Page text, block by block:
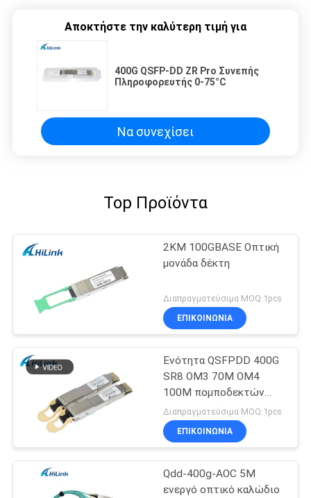
Αποκτήστε την καλύτερη τιμή για
400G QSFP-DD ZR Pro Συνεπής
Πληροφορευτής 0-75°C
Να συνεχίσει
Top Προϊόντα
2KM 100GBASE Οπτική
μονάδα δέκτη
Διαπραγματεύσιμα MOQ:1pcs
ΕΠΙΚΟΙΝΩΝΙΑ
Ενότητα QSFPDD 400G
SR8 OM3 70M OM4
100M πομποδεκτών
MMF SFP
Διαπραγματεύσιμα MOQ:1pcs
ΕΠΙΚΟΙΝΩΝΙΑ
Qdd-400g-AOC 5M
ενεργό οπτικό καλώδιο